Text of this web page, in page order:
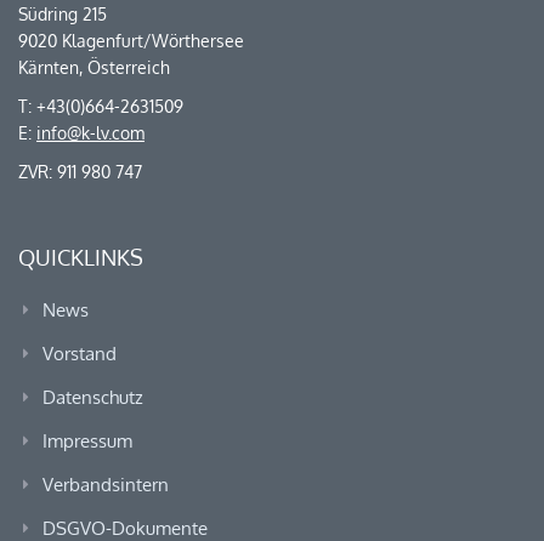
Südring 215
9020 Klagenfurt/Wörthersee
Kärnten, Österreich
T: +43(0)664-2631509
E: info@k-lv.com
ZVR: 911 980 747
QUICKLINKS
News
Vorstand
Datenschutz
Impressum
Verbandsintern
DSGVO-Dokumente